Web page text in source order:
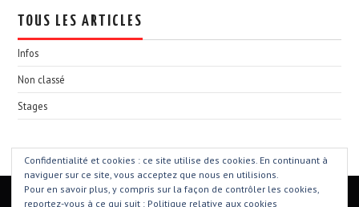
TOUS LES ARTICLES
Infos
Non classé
Stages
Confidentialité et cookies : ce site utilise des cookies. En continuant à
naviguer sur ce site, vous acceptez que nous en utilisions.
Pour en savoir plus, y compris sur la façon de contrôler les cookies,
reportez-vous à ce qui suit : Politique relative aux cookies